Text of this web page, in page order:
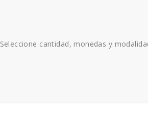
Seleccione cantidad, monedas y